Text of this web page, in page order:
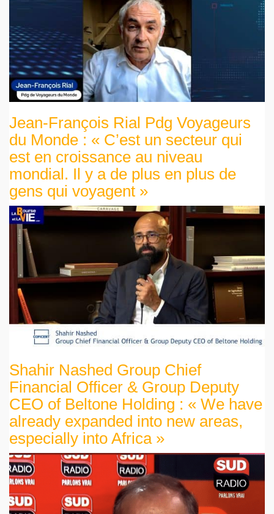
Jean-François Rial Pdg Voyageurs
du Monde : « C’est un secteur qui
est en croissance au niveau
mondial. Il y a de plus en plus de
gens qui voyagent »
Shahir Nashed Group Chief
Financial Officer & Group Deputy
CEO of Beltone Holding : « We have
already expanded into new areas,
especially into Africa »